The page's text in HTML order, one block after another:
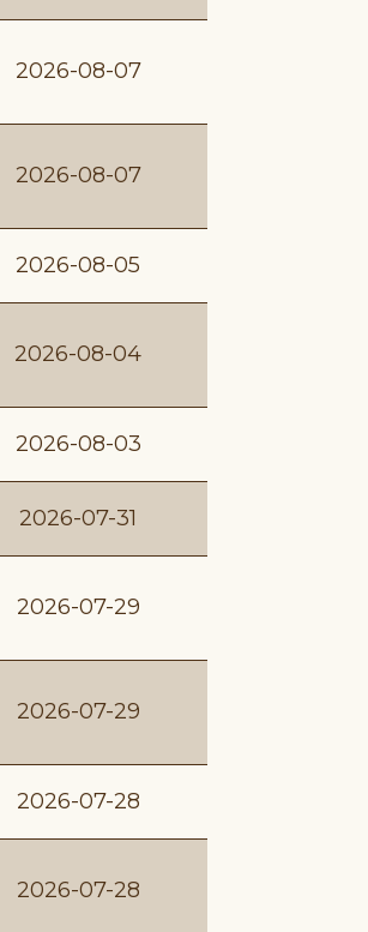
2026-08-07
2026-08-07
2026-08-05
2026-08-04
2026-08-03
2026-07-31
2026-07-29
2026-07-29
2026-07-28
2026-07-28